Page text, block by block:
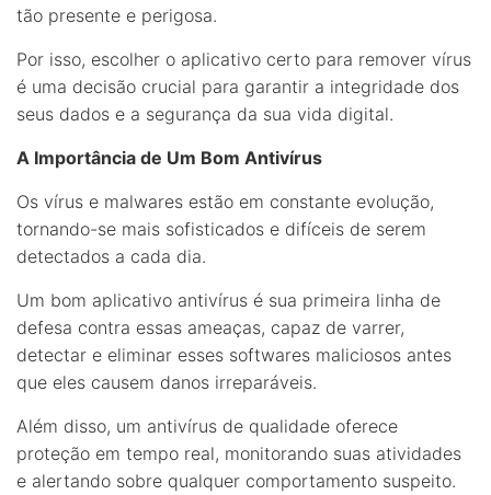
tão presente e perigosa.
Por isso, escolher o aplicativo certo para remover vírus
é uma decisão crucial para garantir a integridade dos
seus dados e a segurança da sua vida digital.
A Importância de Um Bom Antivírus
Os vírus e malwares estão em constante evolução,
tornando-se mais sofisticados e difíceis de serem
detectados a cada dia.
Um bom aplicativo antivírus é sua primeira linha de
defesa contra essas ameaças, capaz de varrer,
detectar e eliminar esses softwares maliciosos antes
que eles causem danos irreparáveis.
Além disso, um antivírus de qualidade oferece
proteção em tempo real, monitorando suas atividades
e alertando sobre qualquer comportamento suspeito.